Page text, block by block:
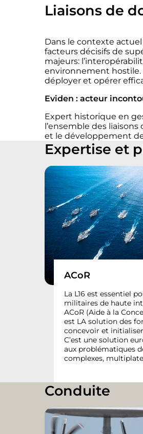
Liaisons de
Dans le contexte
facteurs décisifs de
majeurs:
environnement hostile.
déployer et opérer
Eviden : acteur
Expert historique en
l’ensemble des
et le développement
Expertise et
ACoR
La L16 est essentiel
militaires de haute
ACoR (Aide à la
est LA solution des
concevoir et initialiser
C’est une solution
aux problématiques
complexes,
Conduite